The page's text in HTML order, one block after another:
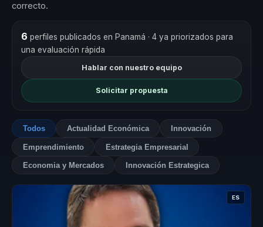
correcto.
6 perfiles publicados en Panamá · 4 ya priorizados para
una evaluación rápida
Hablar con nuestro equipo
Solicitar propuesta
Todos Actualidad Económica Innovación
Emprendimiento Estrategia Empresarial
Economia y Mercados Innovación Estrategica
ES